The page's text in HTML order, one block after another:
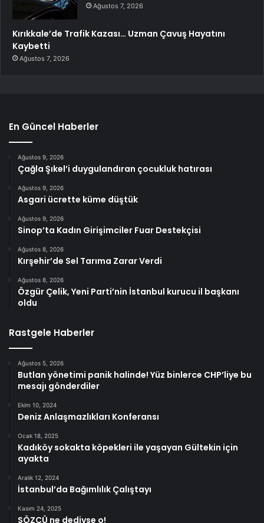
Ağustos 7, 2026
Kırıkkale’de Trafik Kazası… Uzman Çavuş Hayatını
Kaybetti
Ağustos 7, 2026
En Güncel Haberler
Ağustos 9, 2026
Çağla Şıkel’i duygulandıran çocukluk hatırası
Ağustos 9, 2026
Asgari ücrette küme düştük
Ağustos 9, 2026
Sinop’ta Kadın Girişimciler Fuar Destekçisi
Ağustos 8, 2026
Kırşehir’de Sel Tarıma Zarar Verdi
Ağustos 8, 2026
Özgür Çelik, Yeni Parti’nin İstanbul kurucu il başkanı
oldu
Rastgele Haberler
Ağustos 5, 2026
Butlan yönetimi panik halinde! Yüz binlerce CHP’liye bu
mesajı gönderdiler
Ekim 10, 2024
Deniz Anlaşmazlıkları Konferansı
Ocak 18, 2025
Kadıköy sokakta köpekleri ile yaşayan Gültekin için
ayakta
Aralık 12, 2024
İstanbul’da Bağımlılık Çalıştayı
Kasım 24, 2025
SÖZCÜ ne dediyse o!